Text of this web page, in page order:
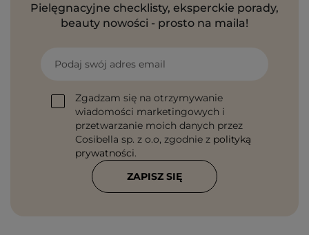
Pielęgnacyjne checklisty, eksperckie porady,
beauty nowości - prosto na maila!
Podaj swój adres email
Zgadzam się na otrzymywanie
wiadomości marketingowych i
przetwarzanie moich danych przez
Cosibella sp. z o.o, zgodnie z polityką
prywatności.
ZAPISZ SIĘ